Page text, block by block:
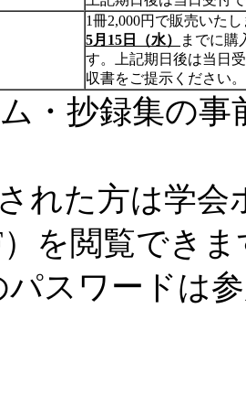
1冊2,000円で販売いた
5月15日（水）
までに購
す。上記期日後は当日
収書をご提示ください。
・抄録集の
れた方は学
を閲覧できま
スワードは